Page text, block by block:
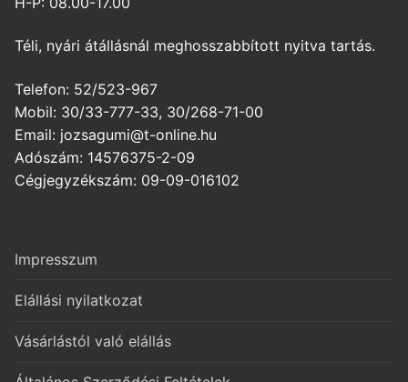
Téli, nyári átállásnál meghosszabbított nyitva tartás.
Telefon: 52/523-967
Mobil: 30/33-777-33, 30/268-71-00
Email: jozsagumi@t-online.hu
Adószám: 14576375-2-09
Cégjegyzékszám: 09-09-016102
Impresszum
Elállási nyilatkozat
Vásárlástól való elállás